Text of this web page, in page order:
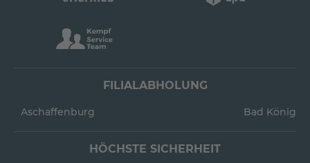
FILIALABHOLUNG
Aschaffenburg Bad König
HÖCHSTE SICHERHEIT